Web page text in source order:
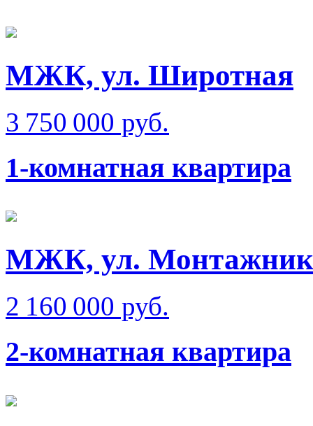
МЖК, ул. Широтная
3 750 000 руб.
1-комнатная квартира
МЖК, ул.
2 160 000 руб.
2-комнатная квартира